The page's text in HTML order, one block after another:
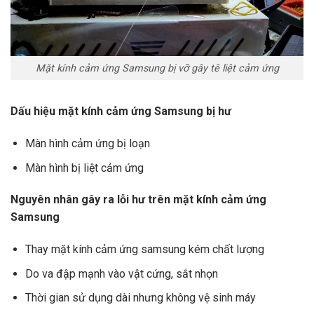
Mặt kính cảm ứng Samsung bị vỡ gây tê liệt cảm ứng
Dấu hiệu mặt kính cảm ứng Samsung bị hư
Màn hình cảm ứng bị loạn
Màn hình bị liệt cảm ứng
Nguyên nhân gây ra lỗi hư trên mặt kính cảm ứng
Samsung
Thay mặt kính cảm ứng samsung kém chất lượng
Do va đập mạnh vào vật cứng, sắt nhọn
Thời gian sử dụng dài nhưng không vệ sinh máy